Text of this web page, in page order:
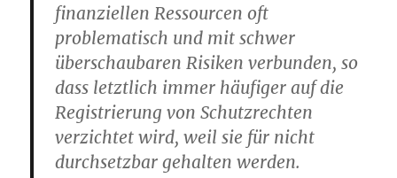
finanziellen Ressourcen oft
problematisch und mit schwer
überschaubaren Risiken verbunden, so
dass letztlich immer häufiger auf die
Registrierung von Schutzrechten
verzichtet wird, weil sie für nicht
durchsetzbar gehalten werden.